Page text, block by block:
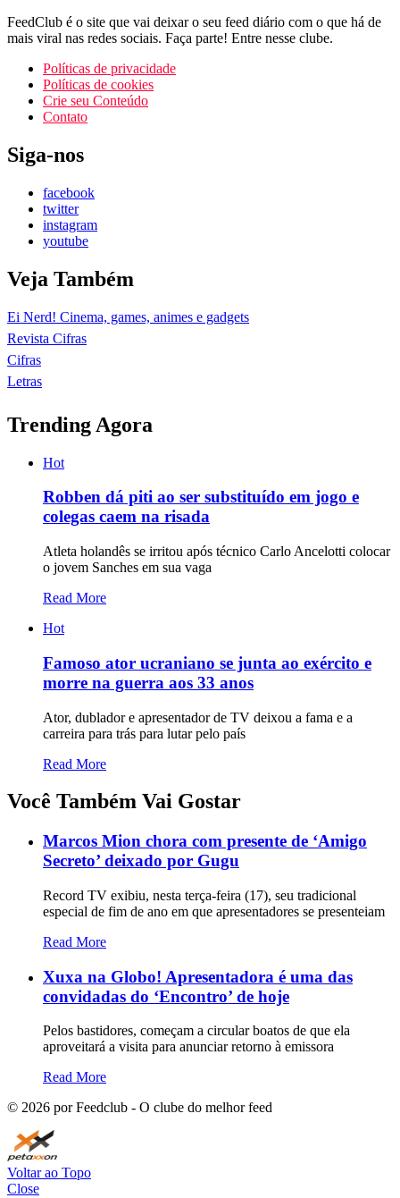
FeedClub é o site que vai deixar o seu feed diário com o que há de
mais viral nas redes sociais. Faça parte! Entre nesse clube.
Políticas de privacidade
Políticas de cookies
Crie seu Conteúdo
Contato
Siga-nos
facebook
twitter
instagram
youtube
Veja Também
Ei Nerd! Cinema, games, animes e gadgets
Revista Cifras
Cifras
Letras
Trending Agora
Hot
Robben dá piti ao ser substituído em jogo e
colegas caem na risada
Atleta holandês se irritou após técnico Carlo Ancelotti colocar
o jovem Sanches em sua vaga
Read More
Hot
Famoso ator ucraniano se junta ao exército e
morre na guerra aos 33 anos
Ator, dublador e apresentador de TV deixou a fama e a
carreira para trás para lutar pelo país
Read More
Você Também Vai Gostar
Marcos Mion chora com presente de ‘Amigo
Secreto’ deixado por Gugu
Record TV exibiu, nesta terça-feira (17), seu tradicional
especial de fim de ano em que apresentadores se presenteiam
Read More
Xuxa na Globo! Apresentadora é uma das
convidadas do ‘Encontro’ de hoje
Pelos bastidores, começam a circular boatos de que ela
aproveitará a visita para anunciar retorno à emissora
Read More
© 2026 por Feedclub - O clube do melhor feed
Voltar ao Topo
Close